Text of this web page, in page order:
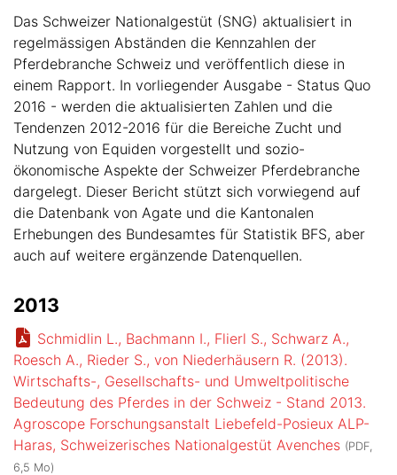
Das Schweizer Nationalgestüt (SNG) aktualisiert in
regelmässigen Abständen die Kennzahlen der
Pferdebranche Schweiz und veröffentlich diese in
einem Rapport. In vorliegender Ausgabe - Status Quo
2016 - werden die aktualisierten Zahlen und die
Tendenzen 2012-2016 für die Bereiche Zucht und
Nutzung von Equiden vorgestellt und sozio-
ökonomische Aspekte der Schweizer Pferdebranche
dargelegt. Dieser Bericht stützt sich vorwiegend auf
die Datenbank von Agate und die Kantonalen
Erhebungen des Bundesamtes für Statistik BFS, aber
auch auf weitere ergänzende Datenquellen.
2013
Schmidlin L., Bachmann I., Flierl S., Schwarz A.,
Roesch A., Rieder S., von Niederhäusern R. (2013).
Wirtschafts-, Gesellschafts- und Umweltpolitische
Bedeutung des Pferdes in der Schweiz - Stand 2013.
Agroscope Forschungsanstalt Liebefeld-Posieux ALP-
Haras, Schweizerisches Nationalgestüt Avenches (PDF,
6,5 Mo)